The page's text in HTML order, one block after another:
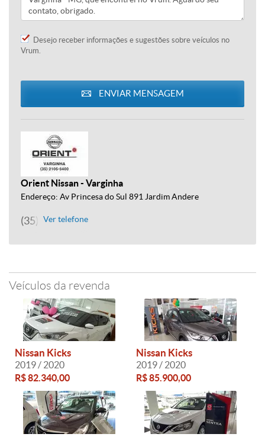
Desejo receber informações e sugestões sobre veículos no
Vrum.
ENVIAR MENSAGEM
Orient Nissan - Varginha
Endereço: Av Princesa do Sul 891 Jardim Andere
(35) 2105-5400
Ver telefone
Veículos da revenda
Nissan Kicks
2019 / 2020
R$ 82.340,00
Nissan Kicks
2019 / 2020
R$ 85.900,00